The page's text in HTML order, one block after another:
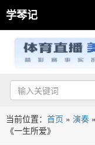
学琴记
当前位置： 首页 » 演奏 »
《一生所爱》